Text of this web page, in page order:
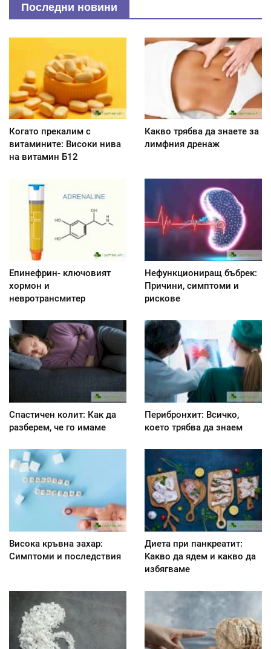
Последни новини
Когато прекалим с
витамините: Високи нива
на витамин Б12
Какво трябва да знаете за
лимфния дренаж
Епинефрин- ключовият
хормон и
невротрансмитер
Нефункциониращ бъбрек:
Причини, симптоми и
рискове
Спастичен колит: Как да
разберем, че го имаме
Перибронхит: Всичко,
което трябва да знаем
Висока кръвна захар:
Симптоми и последствия
Диета при панкреатит:
Kакво да ядем и какво да
избягваме